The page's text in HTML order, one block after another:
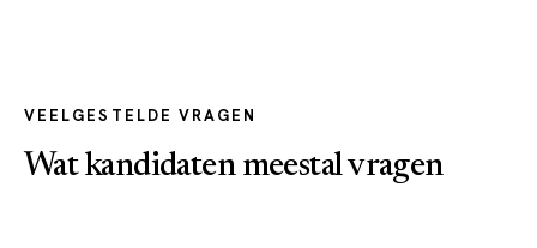
VEELGESTELDE VRAGEN
Wat kandidaten meestal vragen